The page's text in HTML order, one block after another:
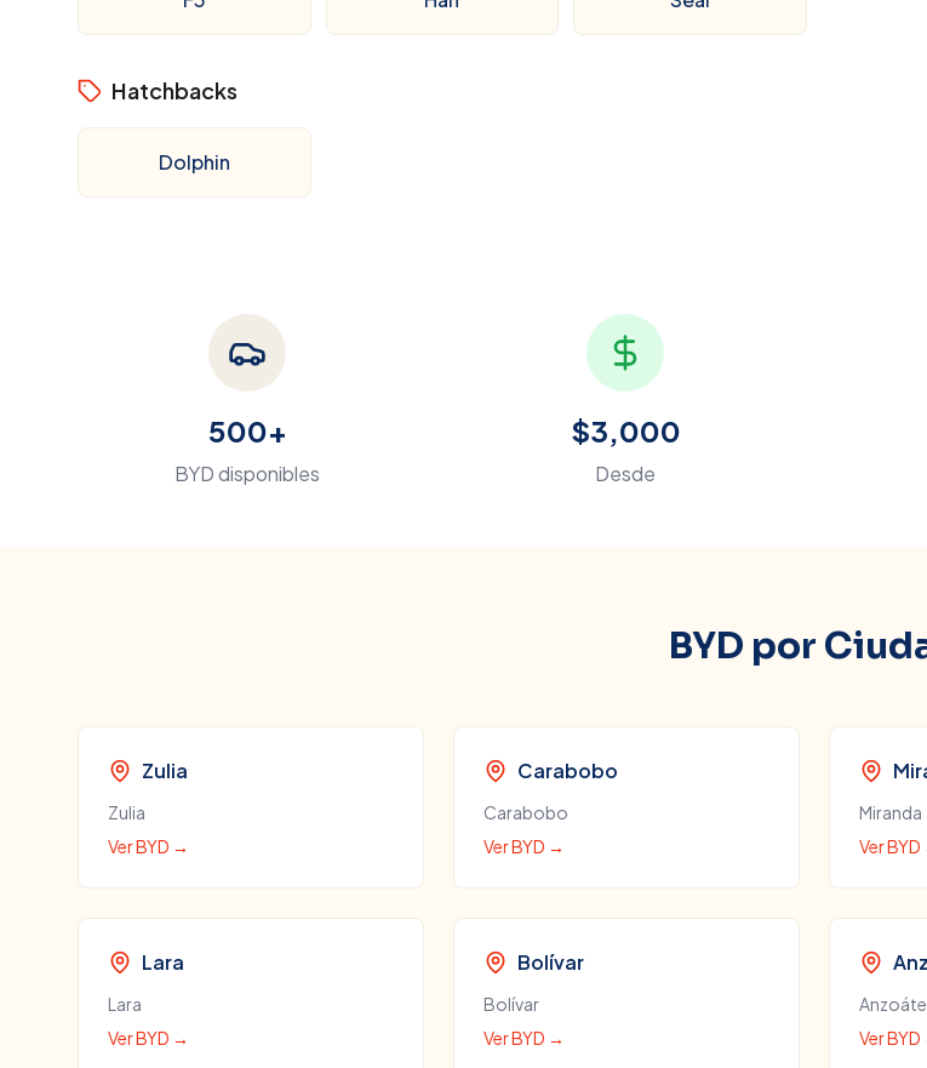
Hatchbacks
Dolphin
500+
BYDdisponibles
$3,000
Desde
BYD por
Zulia
Zulia
VerBYD →
Carabobo
Carabobo
VerBYD →
Miranda
VerBYD
Lara
Lara
VerBYD →
Bolívar
Bolívar
VerBYD →
VerBYD